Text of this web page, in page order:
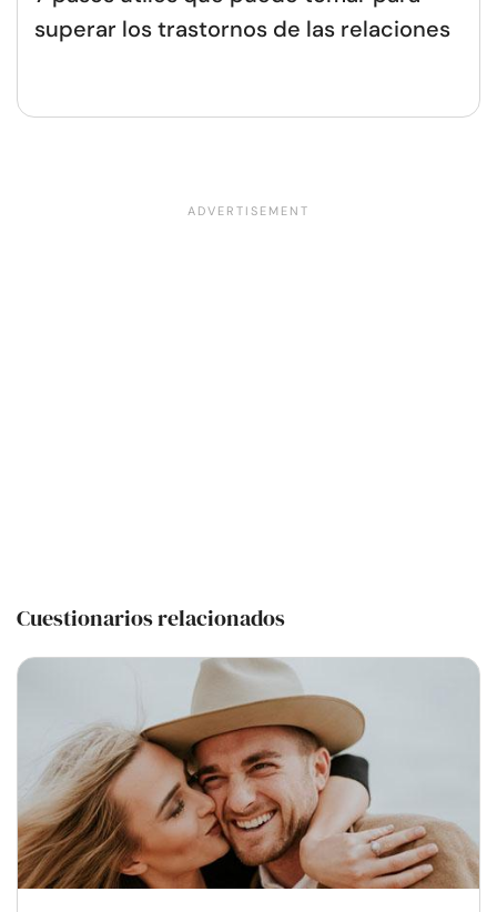
superar los trastornos de las relaciones
Cuestionarios relacionados